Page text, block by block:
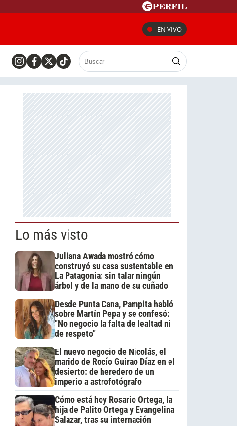
EN VIVO
Lo más visto
Juliana Awada mostró cómo
construyó su casa sustentable en
La Patagonia: sin talar ningún
árbol y de la mano de su cuñado
Desde Punta Cana, Pampita habló
sobre Martín Pepa y se confesó:
"No negocio la falta de lealtad ni
de respeto"
El nuevo negocio de Nicolás, el
marido de Rocío Guirao Díaz en el
desierto: de heredero de un
imperio a astrofotógrafo
Cómo está hoy Rosario Ortega, la
hija de Palito Ortega y Evangelina
Salazar, tras su internación